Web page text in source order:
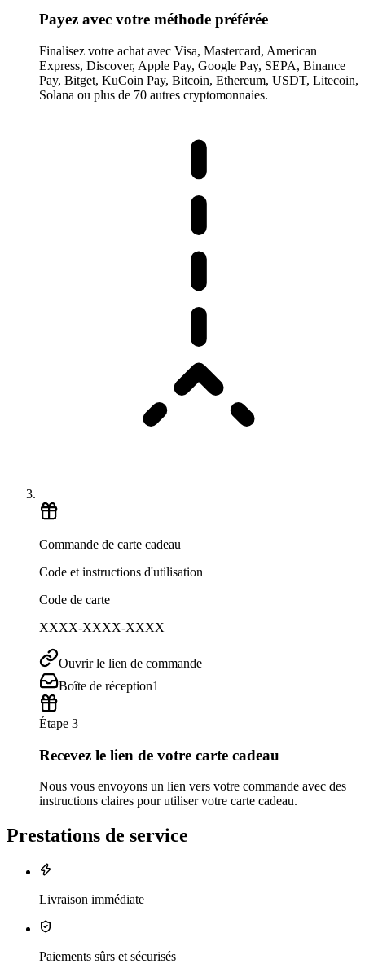
Payez avec votre méthode préférée
Finalisez votre achat avec Visa, Mastercard, American
Express, Discover, Apple Pay, Google Pay, SEPA, Binance
Pay, Bitget, KuCoin Pay, Bitcoin, Ethereum, USDT, Litecoin,
Solana ou plus de 70 autres cryptomonnaies.
Commande de carte cadeau
Code et instructions d'utilisation
Code de carte
XXXX-XXXX-XXXX
Ouvrir le lien de commande
Boîte de réception1
Étape 3
Recevez le lien de votre carte cadeau
Nous vous envoyons un lien vers votre commande avec des
instructions claires pour utiliser votre carte cadeau.
Prestations de service
Livraison immédiate
Paiements sûrs et sécurisés